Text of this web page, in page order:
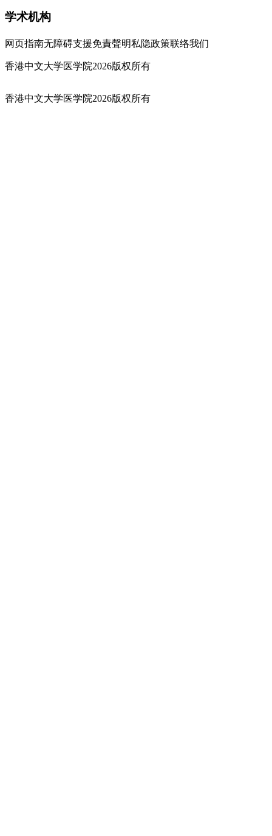
学术机构
网页指南无障碍支援免責聲明私隐政策联络我们
香港中文大学医学院2026版权所有
香港中文大学医学院2026版权所有